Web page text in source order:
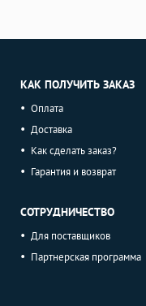
КАК ПОЛУЧИТЬ ЗАКАЗ
Оплата
Доставка
Как сделать заказ?
Гарантия и возврат
СОТРУДНИЧЕСТВО
Для поставщиков
Партнерская программа